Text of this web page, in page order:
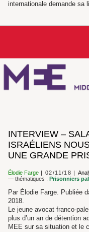
internationale demande sa
INTERVIEW –
ISRAÉLIENS
UNE GRANDE
Élodie Farge 02/11/18
— thématiques : Prisonniers
Par Élodie Farge. Publiée
2018.
Le jeune avocat franco-
plus d’un an de détention
MEE sur sa situation et le